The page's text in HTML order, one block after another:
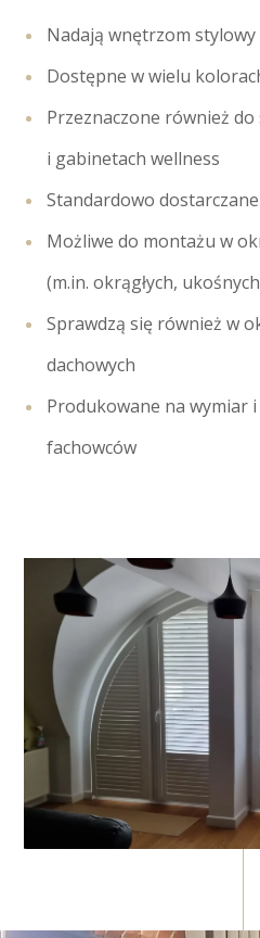
Nadają wnętrzom
Dostępne w wielu
Przeznaczone również
i gabinetach wellness
Standardowo
Możliwe do montażu w
(m.in. okrągłych,
Sprawdzą się również w
dachowych
Produkowane na wymiar
fachowców